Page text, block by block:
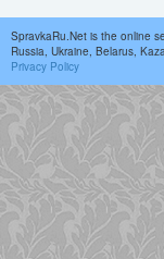
SpravkaRu.Net is the online
Russia, Ukraine, Belarus,
Privacy Policy